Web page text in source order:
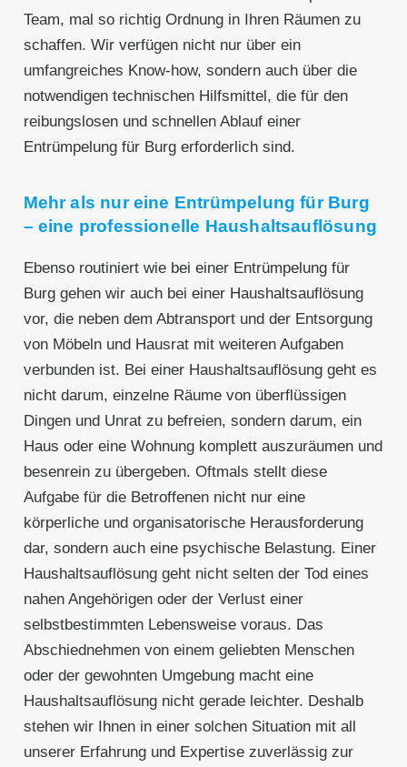
Team, mal so richtig Ordnung in Ihren Räumen zu
schaffen. Wir verfügen nicht nur über ein
umfangreiches Know-how, sondern auch über die
notwendigen technischen Hilfsmittel, die für den
reibungslosen und schnellen Ablauf einer
Entrümpelung für Burg erforderlich sind.
Mehr als nur eine Entrümpelung für Burg
– eine professionelle Haushaltsauflösung
Ebenso routiniert wie bei einer Entrümpelung für
Burg gehen wir auch bei einer Haushaltsauflösung
vor, die neben dem Abtransport und der Entsorgung
von Möbeln und Hausrat mit weiteren Aufgaben
verbunden ist. Bei einer Haushaltsauflösung geht es
nicht darum, einzelne Räume von überflüssigen
Dingen und Unrat zu befreien, sondern darum, ein
Haus oder eine Wohnung komplett auszuräumen und
besenrein zu übergeben. Oftmals stellt diese
Aufgabe für die Betroffenen nicht nur eine
körperliche und organisatorische Herausforderung
dar, sondern auch eine psychische Belastung. Einer
Haushaltsauflösung geht nicht selten der Tod eines
nahen Angehörigen oder der Verlust einer
selbstbestimmten Lebensweise voraus. Das
Abschiednehmen von einem geliebten Menschen
oder der gewohnten Umgebung macht eine
Haushaltsauflösung nicht gerade leichter. Deshalb
stehen wir Ihnen in einer solchen Situation mit all
unserer Erfahrung und Expertise zuverlässig zur